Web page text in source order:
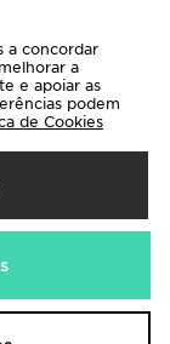
a concordar
a
e apoiar as
podem
de Cookies